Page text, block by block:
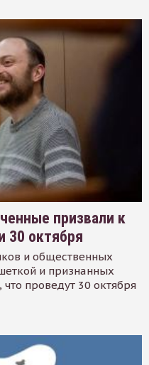
призвали к
30 октября
и общественных
и признанных
проведут 30 октября